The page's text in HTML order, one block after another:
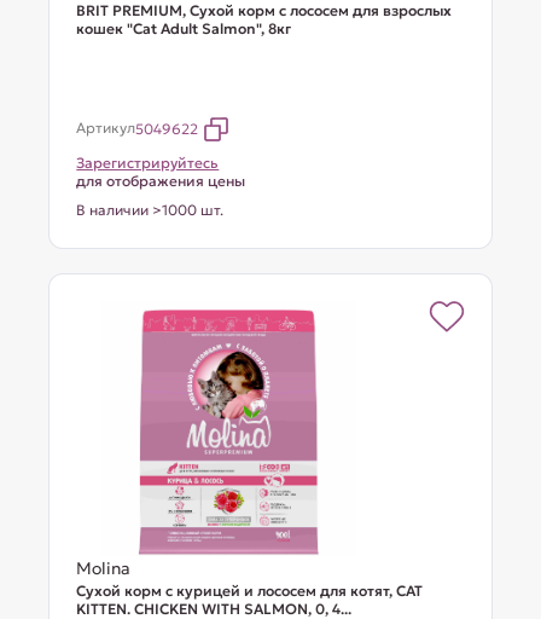
BRIT PREMIUM, Сухой корм с лососем для взрослых
кошек "Cat Adult Salmon", 8кг
Артикул5049622
Зарегистрируйтесь
для отображения цены
В наличии >1000 шт.
Molina
Сухой корм с курицей и лососем для котят, CAT
KITTEN. CHICKEN WITH SALMON, 0, 4...